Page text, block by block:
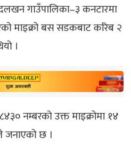
गाउँपालिका–३ कनटारमा
माइक्रो बस सडकबाट करिब २
।
नम्बरको उक्त माइक्रोमा १४
जनाएको छ ।